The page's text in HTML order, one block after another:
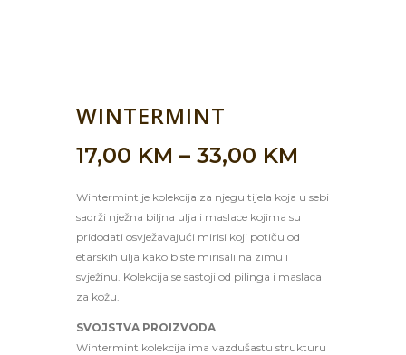
WINTERMINT
17,00 KM – 33,00 KM
Wintermint je kolekcija za njegu tijela koja u sebi
sadrži nježna biljna ulja i maslace kojima su
pridodati osvježavajući mirisi koji potiču od
etarskih ulja kako biste mirisali na zimu i
svježinu. Kolekcija se sastoji od pilinga i maslaca
za kožu.
SVOJSTVA PROIZVODA
Wintermint kolekcija ima vazdušastu strukturu